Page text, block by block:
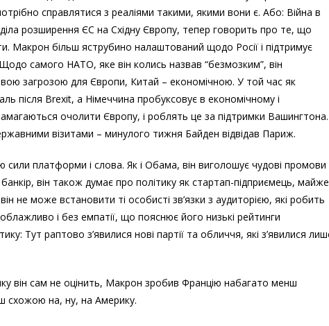
справлятися з реаліями такими, якими вони є. Або: Війна в
розширення ЄС на Східну Європу, тепер говорить про те, що
Макрон більш яструбино налаштований щодо Росії і підтримує
самого НАТО, яке він колись назвав “безмозким”, він
загрозою для Європи, Китай – економічною. У той час як
після Brexit, а Німеччина пробуксовує в економічному і
очолити Європу, і роблять це за підтримки Вашингтона.
візитами – минулого тижня Байден відвідав Париж.
сили платформи і слова. Як і Обама, він виголошує чудові промови
він також думає про політику як стартап-підприємець, майже
не може встановити ті особисті зв’язки з аудиторією, які робить
і без емпатії, що пояснює його низькі рейтинги
Тут раптово з’явилися нові партії та обличчя, які з’явилися
він сам не оцінить, Макрон зробив Францію набагато менш
схожою на, ну, на Америку.